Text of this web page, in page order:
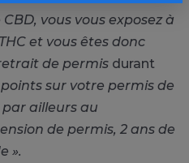
vous vous exposez à
et vous êtes donc
de permis durant
sur votre permis de
ailleurs au
de permis, 2 ans de
».